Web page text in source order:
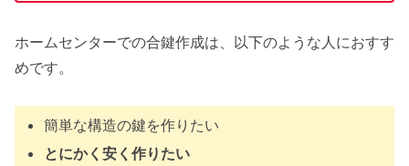
ホームセンターでの合鍵作成は、以下のような人におすす
めです。
簡単な構造の鍵を作りたい
とにかく安く作りたい